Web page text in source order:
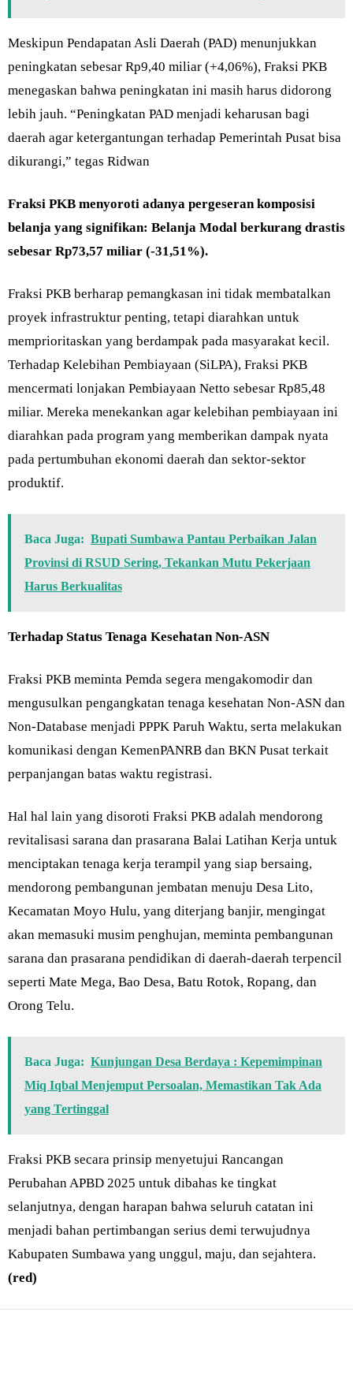
Meskipun Pendapatan Asli Daerah (PAD) menunjukkan
peningkatan sebesar Rp9,40 miliar (+4,06%), Fraksi PKB
menegaskan bahwa peningkatan ini masih harus didorong
lebih jauh. “Peningkatan PAD menjadi keharusan bagi
daerah agar ketergantungan terhadap Pemerintah Pusat bisa
dikurangi,” tegas Ridwan
Fraksi PKB menyoroti adanya pergeseran komposisi
belanja yang signifikan: Belanja Modal berkurang drastis
sebesar Rp73,57 miliar (-31,51%).
Fraksi PKB berharap pemangkasan ini tidak membatalkan
proyek infrastruktur penting, tetapi diarahkan untuk
memprioritaskan yang berdampak pada masyarakat kecil.
Terhadap Kelebihan Pembiayaan (SiLPA), Fraksi PKB
mencermati lonjakan Pembiayaan Netto sebesar Rp85,48
miliar. Mereka menekankan agar kelebihan pembiayaan ini
diarahkan pada program yang memberikan dampak nyata
pada pertumbuhan ekonomi daerah dan sektor-sektor
produktif.
Baca Juga: Bupati Sumbawa Pantau Perbaikan Jalan
Provinsi di RSUD Sering, Tekankan Mutu Pekerjaan
Harus Berkualitas
Terhadap Status Tenaga Kesehatan Non-ASN
Fraksi PKB meminta Pemda segera mengakomodir dan
mengusulkan pengangkatan tenaga kesehatan Non-ASN dan
Non-Database menjadi PPPK Paruh Waktu, serta melakukan
komunikasi dengan KemenPANRB dan BKN Pusat terkait
perpanjangan batas waktu registrasi.
Hal hal lain yang disoroti Fraksi PKB adalah mendorong
revitalisasi sarana dan prasarana Balai Latihan Kerja untuk
menciptakan tenaga kerja terampil yang siap bersaing,
mendorong pembangunan jembatan menuju Desa Lito,
Kecamatan Moyo Hulu, yang diterjang banjir, mengingat
akan memasuki musim penghujan, meminta pembangunan
sarana dan prasarana pendidikan di daerah-daerah terpencil
seperti Mate Mega, Bao Desa, Batu Rotok, Ropang, dan
Orong Telu.
Baca Juga: Kunjungan Desa Berdaya : Kepemimpinan
Miq Iqbal Menjemput Persoalan, Memastikan Tak Ada
yang Tertinggal
Fraksi PKB secara prinsip menyetujui Rancangan
Perubahan APBD 2025 untuk dibahas ke tingkat
selanjutnya, dengan harapan bahwa seluruh catatan ini
menjadi bahan pertimbangan serius demi terwujudnya
Kabupaten Sumbawa yang unggul, maju, dan sejahtera.
(red)